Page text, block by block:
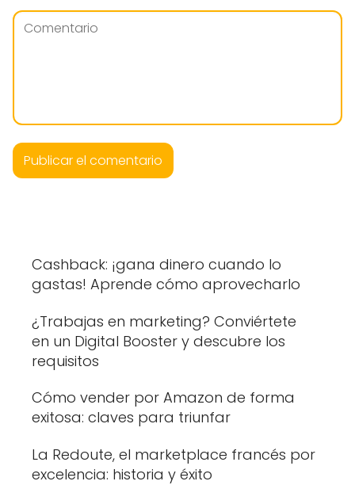
Cashback: ¡gana dinero cuando lo
gastas! Aprende cómo aprovecharlo
¿Trabajas en marketing? Conviértete
en un Digital Booster y descubre los
requisitos
Cómo vender por Amazon de forma
exitosa: claves para triunfar
La Redoute, el marketplace francés por
excelencia: historia y éxito